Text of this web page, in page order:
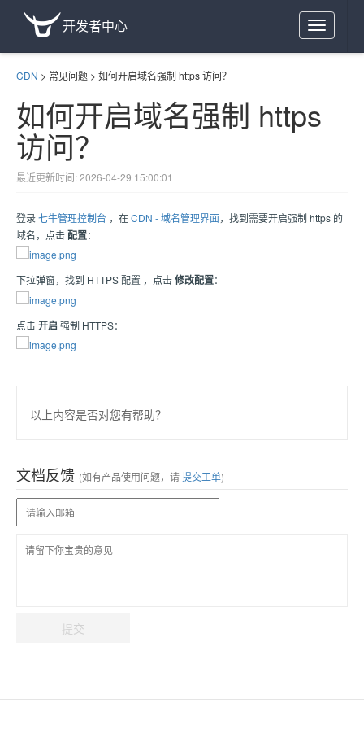
Toggle
navigation
开发者中心
CDN > 常见问题 > 如何开启域名强制 https 访问？
如何开启域名强制 https
访问？
最近更新时间: 2026-04-29 15:00:01
登录七牛管理控制台 ，在CDN - 域名管理界面，找到需要开启强制 https 的
域名，点击配置：
下拉弹窗，找到 HTTPS 配置 ，点击修改配置：
点击开启强制 HTTPS：
以上内容是否对您有帮助？
文档反馈 (如有产品使用问题，请提交工单)
提交